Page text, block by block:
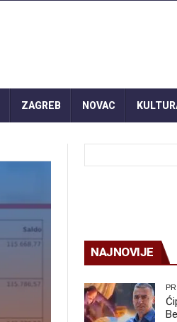
ZAGREB NOVAC
NAJNOVIJE